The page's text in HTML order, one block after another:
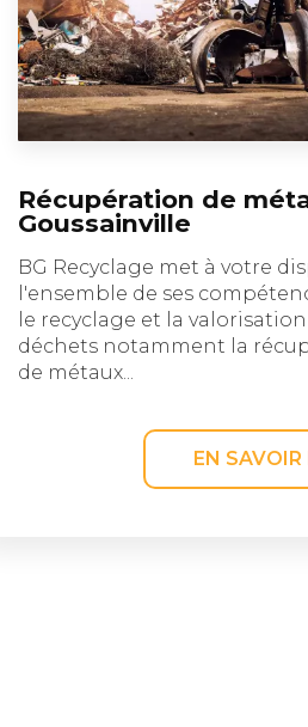
Récupération de
Goussainville
BG Recyclage met à votre
l'ensemble de ses
le recyclage et la
déchets notamment la
de métaux...
EN SAVOIR